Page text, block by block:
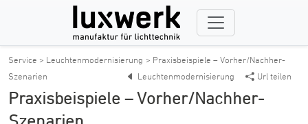
Service > Leuchtenmodernisierung > Praxisbeispiele – Vorher/Nachher-
Szenarien
Url teilen
Leuchtenmodernisierung
Praxisbeispiele – Vorher/Nachher-